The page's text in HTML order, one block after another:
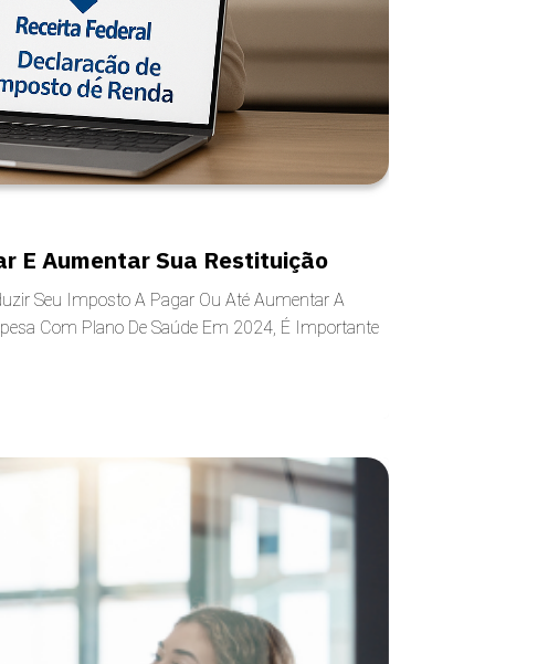
E Aumentar Sua Restituição
Seu Imposto A Pagar Ou Até Aumentar A
Com Plano De Saúde Em 2024, É Importante